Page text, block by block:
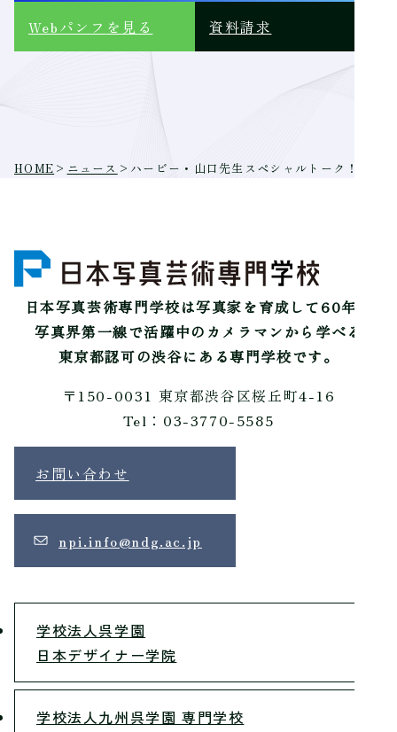
Webパンフ を見る 資料請求
HOME > ニュース > ハービー・山口先生スペシャルトーク！
日本写真芸術専門学校は写真家を育成して60年。
写真界第一線で活躍中のカメラマンから学べる
東京都認可の渋谷にある専門学校です。
〒150-0031 東京都渋谷区桜丘町4-16
Tel：03-3770-5585
お問い合わせ
npi.info@ndg.ac.jp
学校法人呉学園
日本デザイナー学院
学校法人九州呉学園 専門学校